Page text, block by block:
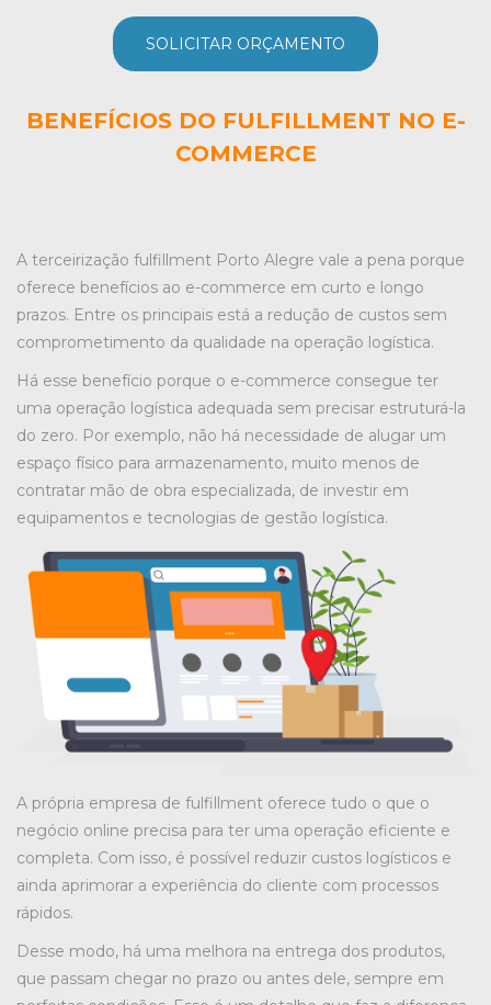
SOLICITAR ORÇAMENTO
BENEFÍCIOS DO FULFILLMENT NO E-
COMMERCE
A terceirização fulfillment Porto Alegre vale a pena porque
oferece benefícios ao e-commerce em curto e longo
prazos. Entre os principais está a redução de custos sem
comprometimento da qualidade na operação logística.
Há esse benefício porque o e-commerce consegue ter
uma operação logística adequada sem precisar estruturá-la
do zero. Por exemplo, não há necessidade de alugar um
espaço físico para armazenamento, muito menos de
contratar mão de obra especializada, de investir em
equipamentos e tecnologias de gestão logística.
A própria empresa de fulfillment oferece tudo o que o
negócio online precisa para ter uma operação eficiente e
completa. Com isso, é possível reduzir custos logísticos e
ainda aprimorar a experiência do cliente com processos
rápidos.
Desse modo, há uma melhora na entrega dos produtos,
que passam chegar no prazo ou antes dele, sempre em